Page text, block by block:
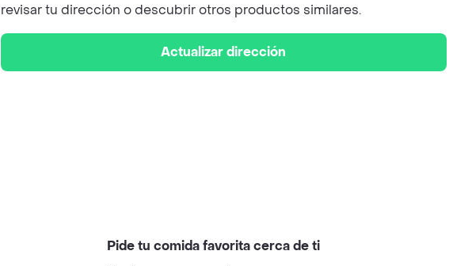
revisar tu dirección o descubrir otros productos similares.
Actualizar dirección
Pide tu comida favorita cerca de ti